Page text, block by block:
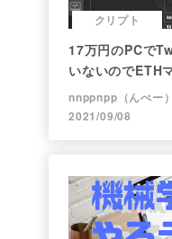
クリプト
17万円のPCで
いないのでETH
nnppnpp（んぺー）
2021/09/08